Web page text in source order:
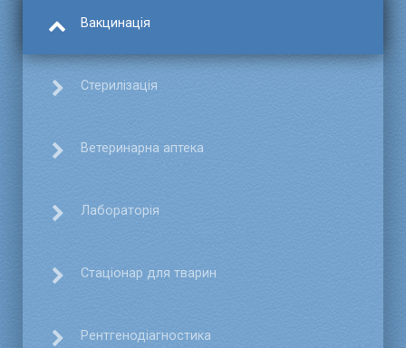
Вакцинація
Стерилізація
Ветеринарна аптека
Лабораторія
Стаціонар для тварин
Рентгенодіагностика